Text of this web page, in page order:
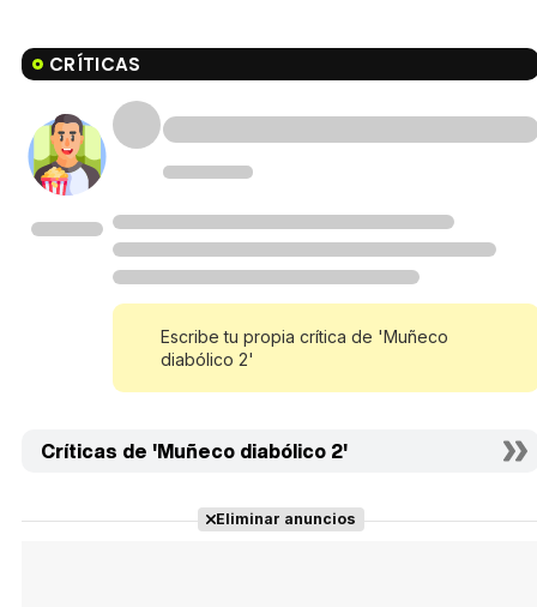
CRÍTICAS
Escribe tu propia crítica de 'Muñeco
diabólico 2'
Críticas de 'Muñeco diabólico 2'
Eliminar anuncios